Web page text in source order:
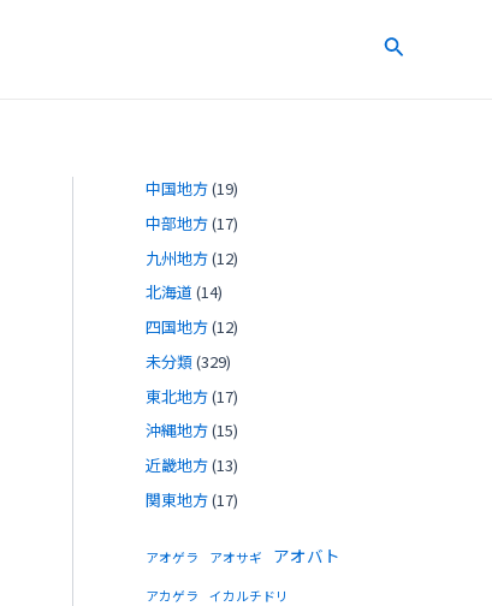
検
中国地方(19)
中部地方(17)
九州地方(12)
北海道 (14)
四国地方(12)
未分類(329)
東北地方(17)
沖縄地方(15)
近畿地方(13)
関東地方(17)
アオゲラ アオサギ アオバト
アカゲラ イカルチドリ